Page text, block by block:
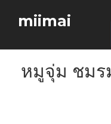
miimai
หมูจุ่ม ชมร